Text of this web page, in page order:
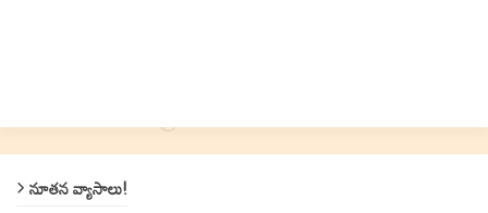
నూతన వ్యాసాలు!